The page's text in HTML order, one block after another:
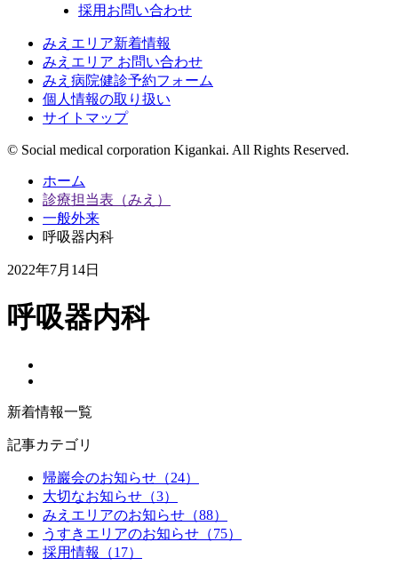
採用お問い合わせ
みえエリア新着情報
みえエリア お問い合わせ
みえ病院健診予約フォーム
個人情報の取り扱い
サイトマップ
© Social medical corporation Kigankai. All Rights Reserved.
ホーム
診療担当表（みえ）
一般外来
呼吸器内科
2022年7月14日
呼吸器内科
新着情報一覧
記事カテゴリ
帰巖会のお知らせ（24）
大切なお知らせ（3）
みえエリアのお知らせ（88）
うすきエリアのお知らせ（75）
採用情報（17）